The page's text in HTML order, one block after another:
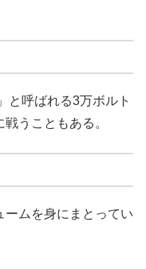
」と呼ばれる3万ボルト
うこともある。
ームを身にまとってい